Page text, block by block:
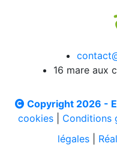
16 mare aux
Copyright 2026 -
cookies| Conditions
légales